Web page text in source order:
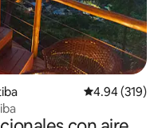
Calificación
4.94 (319)